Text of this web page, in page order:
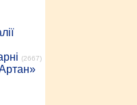
(2667)